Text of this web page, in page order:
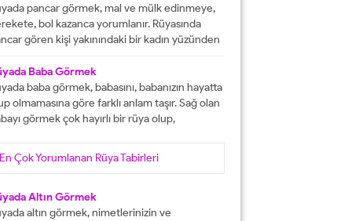
bu rüyayı gören kişinin sağlık sıkıntıları varsa,
çözüme ulaşacak olarak yorumlanır. İşsiz
kişinin bu rüyayı görmesi hayırlı iş
pancar görmek, mal ve mülk edinmeye,
bol kazanca yorumlanır. Rüyasında
gören kişi yakınındaki bir kadın yüzünden
düşebilir, acı haber alabilir, başına gelecek
üzüntüye ve kedere tabir edilebilir. Bekar
rüyasında pancar görürse, yakın zamanda
yada evlenir. Evli birisinin gördüğü
rüyası, eşiyle kavgaya yada ayrılığa...
Baba Görmek
baba görmek, babasını, babanızın hayatta
olmamasına göre farklı anlam taşır. Sağ olan
görmek çok hayırlı bir rüya olup,
veren veren en değerli varlıklar, kişinin
etmiş ise ihtiyacı olanlara yardım etmesi
En Çok Yorumlanan Rüya Tabirleri
Altın Görmek
altın görmek, nimetlerinizin ve